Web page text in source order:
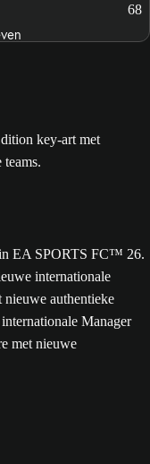
68
in EA SPORTS FC™ 26.
internationale
nieuwe authentieke
Manager
met nieuwe